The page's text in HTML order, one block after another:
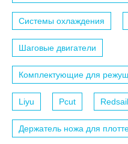
Системы охлаждения
Шаговые двигатели
Комплектующие для
Liyu Pcut Redsail
Держатель ножа для